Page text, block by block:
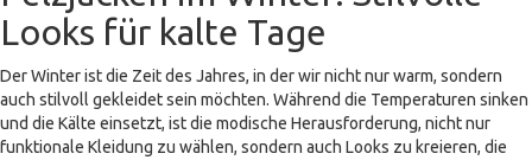
Looks für kalte Tage
Der Winter ist die Zeit des Jahres, in der wir nicht nur warm, sondern
auch stilvoll gekleidet sein möchten. Während die Temperaturen sinken
und die Kälte einsetzt, ist die modische Herausforderung, nicht nur
funktionale Kleidung zu wählen, sondern auch Looks zu kreieren, die